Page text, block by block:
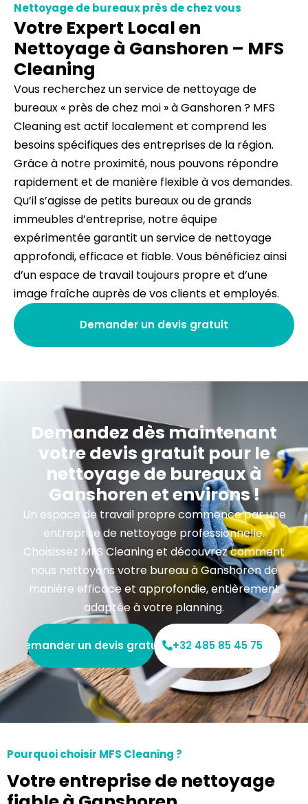
Nettoyage de bureaux près de chez vous
Votre Expert Local en
Nettoyage à Ganshoren – MFS
Cleaning
Vous recherchez un service de nettoyage de
bureaux « près de chez moi » à Ganshoren ? MFS
Cleaning est actif localement et comprend les
besoins spécifiques des entreprises de la région.
Grâce à notre proximité, nous pouvons répondre
rapidement et de manière flexible à vos demandes.
Qu’il s’agisse de petits bureaux ou de grands
immeubles d’entreprise, notre équipe
expérimentée garantit un service de nettoyage
approfondi, efficace et fiable. Vous bénéficiez ainsi
d’un espace de travail toujours propre et d’une
image fraîche auprès de vos clients et employés.
Demander un devis gratuit
Demandez dès maintenant
votre devis gratuit pour le
nettoyage de bureaux à
Ganshoren et environs !
Un espace de travail propre commence par une
entreprise de nettoyage professionnelle.
Choisissez MFS Cleaning et découvrez comment
nous nettoyons votre bureau à Ganshoren de
manière efficace et approfondie, entièrement
adaptée à votre planning.
Demander un devis gratuit +32 485 85 45 75
Pourquoi choisir MFS Cleaning ?
Votre entreprise de nettoyage